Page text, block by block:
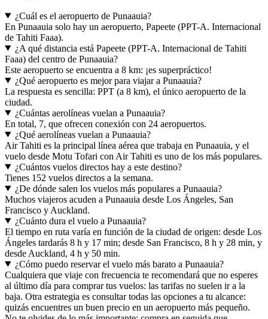
¿Cuál es el aeropuerto de Punaauia?
En Punaauia solo hay un aeropuerto, Papeete (PPT-A. Internacional
de Tahiti Faaa).
¿A qué distancia está Papeete (PPT-A. Internacional de Tahiti
Faaa) del centro de Punaauia?
Este aeropuerto se encuentra a 8 km: ¡es superpráctico!
¿Qué aeropuerto es mejor para viajar a Punaauia?
La respuesta es sencilla: PPT (a 8 km), el único aeropuerto de la
ciudad.
¿Cuántas aerolíneas vuelan a Punaauia?
En total, 7, que ofrecen conexión con 24 aeropuertos.
¿Qué aerolíneas vuelan a Punaauia?
Air Tahiti es la principal línea aérea que trabaja en Punaauia, y el
vuelo desde Motu Tofari con Air Tahiti es uno de los más populares.
¿Cuántos vuelos directos hay a este destino?
Tienes 152 vuelos directos a la semana.
¿De dónde salen los vuelos más populares a Punaauia?
Muchos viajeros acuden a Punaauia desde Los Ángeles, San
Francisco y Auckland.
¿Cuánto dura el vuelo a Punaauia?
El tiempo en ruta varía en función de la ciudad de origen: desde Los
Ángeles tardarás 8 h y 17 min; desde San Francisco, 8 h y 28 min, y
desde Auckland, 4 h y 50 min.
¿Cómo puedo reservar el vuelo más barato a Punaauia?
Cualquiera que viaje con frecuencia te recomendará que no esperes
al último día para comprar tus vuelos: las tarifas no suelen ir a la
baja. Otra estrategia es consultar todas las opciones a tu alcance:
quizás encuentres un buen precio en un aeropuerto más pequeño.